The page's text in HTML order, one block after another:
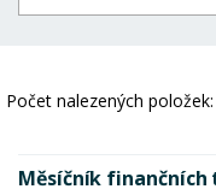
Počet nalezených položek:
Měsíčník finančních